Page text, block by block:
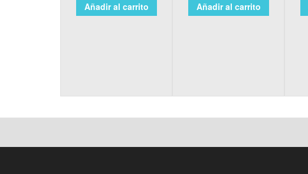
Añadir al carrito Añadir al carrito